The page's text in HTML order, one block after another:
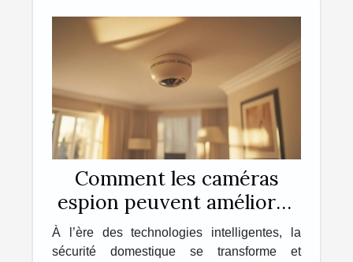
Comment les caméras
espion peuvent améliorer
la sécurité domestique ?
À l’ère des technologies intelligentes, la
sécurité domestique se transforme et